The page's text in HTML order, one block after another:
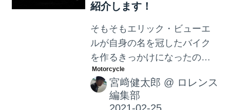
紹介します！
そもそもエリック・ビューエ
ルが自身の名を冠したバイク
を作るきっかけになったの
は、ハーレーダビッドソンの
エンジニアをしている自分
が、ライバルメーカーのバイ
宮﨑健太郎 @ ロレンス
編集部